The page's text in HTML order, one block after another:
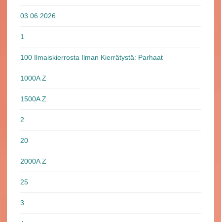
03.06.2026
1
100 Ilmaiskierrosta Ilman Kierrätystä: Parhaat
1000A Z
1500A Z
2
20
2000A Z
25
3